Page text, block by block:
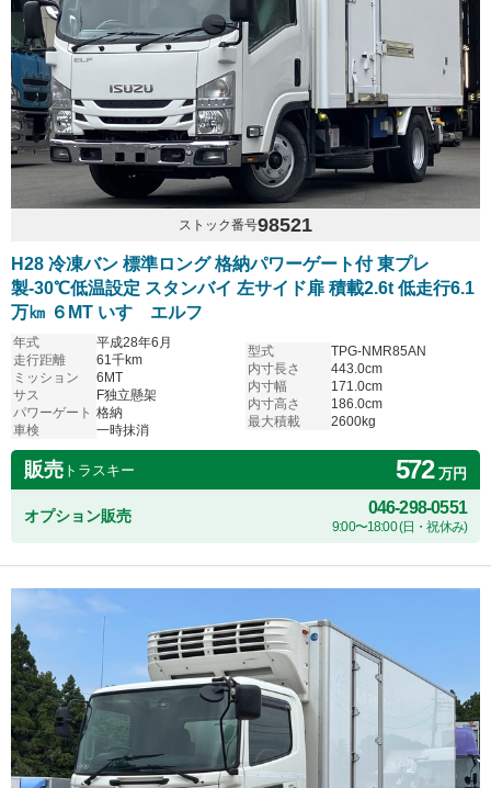
ストック番号98521
H28 冷凍バン 標準ロング 格納パワーゲート付 東プレ
製-30℃低温設定 スタンバイ 左サイド扉 積載2.6t 低走行6.1
万㎞ ６MT いすゞエルフ
年式
平成28年6月
走行距離
61千km
ミッション
6MT
サス
F独立懸架
パワーゲート 格納
車検
一時抹消
型式
TPG-NMR85AN
内寸長さ
443.0cm
内寸幅
171.0cm
内寸高さ
186.0cm
最大積載
2600kg
販売 トラスキー 572万円
オプション販売 046-298-0551
9:00〜18:00 (日・祝休み)